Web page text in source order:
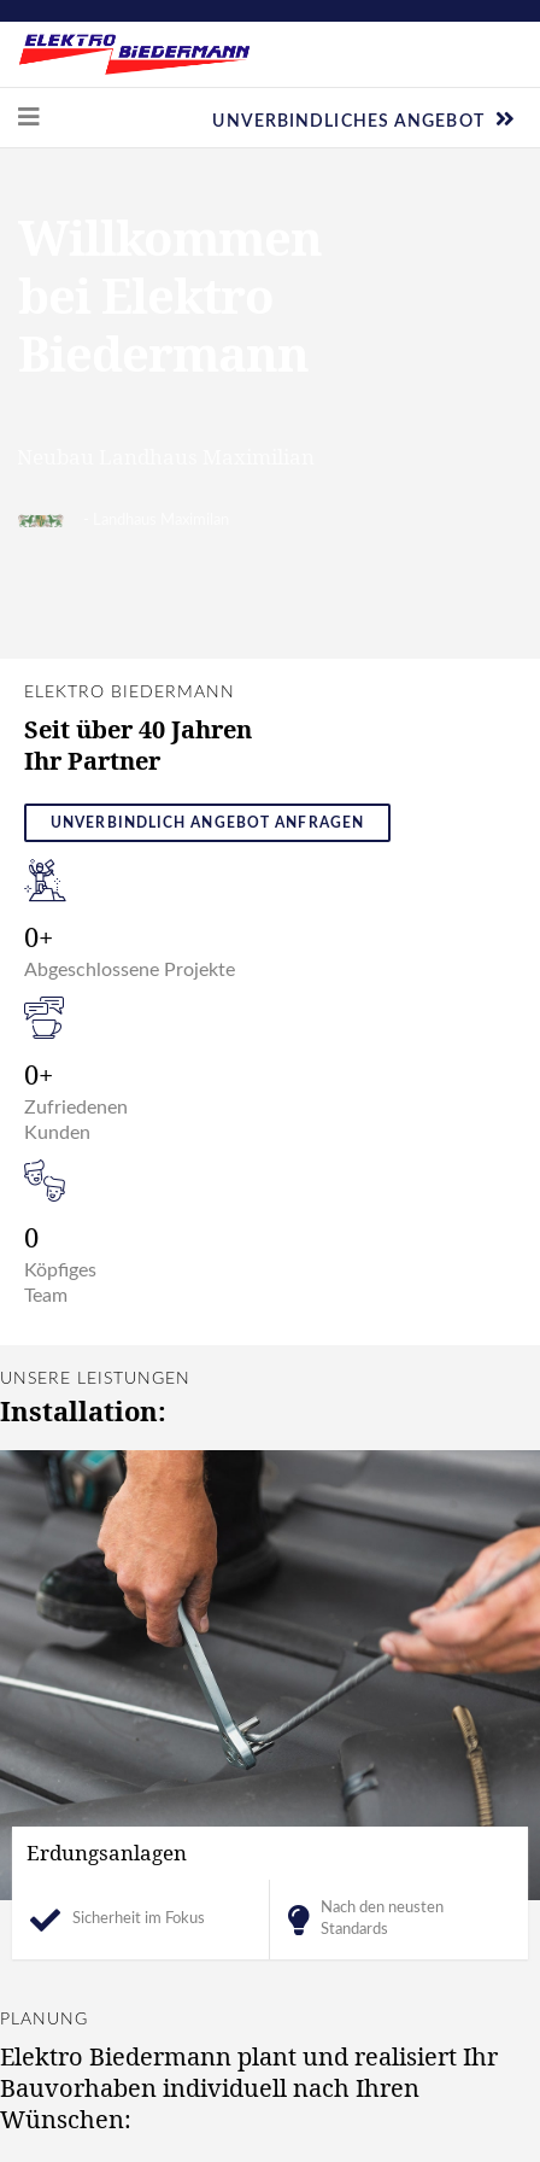
UNVERBINDLICHES ANGEBOT
- Landhaus Maximilan
ELEKTRO BIEDERMANN
Seit über 40 Jahren
Ihr Partner
UNVERBINDLICH ANGEBOT ANFRAGEN
0
Abgeschlossene Projekte
0
Zufriedenen
Kunden
0
Köpfiges
Team
UNSERE LEISTUNGEN
Installation:
Erdungsanlagen
Sicherheit im Fokus
Nach den neusten
Standards
PLANUNG
Elektro Biedermann plant und realisiert Ihr
Bauvorhaben individuell nach Ihren
Wünschen: